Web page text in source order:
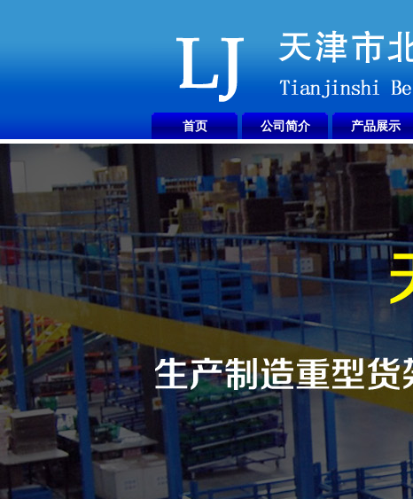
首页 公司简介 产品展示